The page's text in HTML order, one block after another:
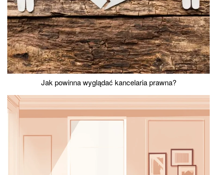
Jak powinna wyglądać kancelaria prawna?